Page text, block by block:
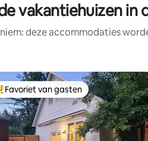
vakantiehuizen in
deze accommodaties
van gasten
Favoriet van gasten